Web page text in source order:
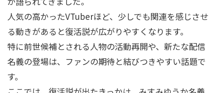
人気の高かったVTuberほど、少しでも関連を感じさせ
る動きがあると復活説が広がりやすくなります。
特に前世候補とされる人物の活動再開や、新たな配信
名義の登場は、ファンの期待と結びつきやすい話題で
す。